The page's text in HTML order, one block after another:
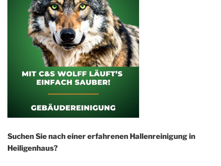
Suchen Sie nach einer erfahrenen Hallenreinigung in
Heiligenhaus?